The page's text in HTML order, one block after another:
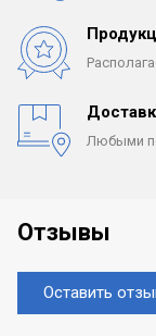
Любыми
Отзывы
Оставить